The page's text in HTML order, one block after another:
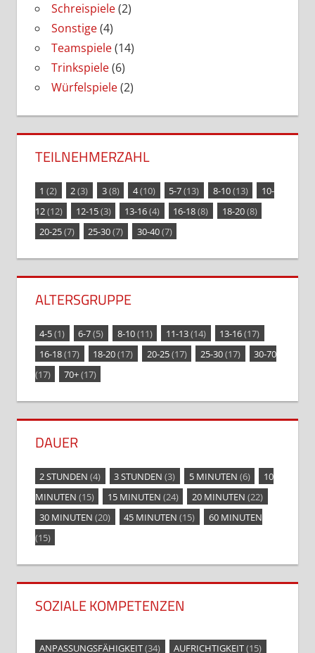
Schreispiele(2)
Sonstige(4)
Teamspiele(14)
Trinkspiele(6)
Würfelspiele(2)
TEILNEHMERZAHL
1 (2) 2(3) 3(8) 4(10) 5-7(13) 8-10(13)
10-
12(12) 12-15(3) 13-16(4) 16-18(8) 18-20(8)
20-25(7) 25-30(7) 30-40(7)
ALTERSGRUPPE
4-5(1) 6-7(5) 8-10(11) 11-13(14) 13-16(17)
16-18(17) 18-20(17) 20-25(17) 25-30(17)
30-70
(17)
70+(17)
DAUER
2 STUNDEN (4) 3 STUNDEN (3) 5 MINUTEN (6)
10
MINUTEN (15) 15 MINUTEN (24) 20 MINUTEN (22)
30 MINUTEN (20) 45 MINUTEN (15)
60 MINUTEN
(15)
SOZIALE KOMPETENZEN
ANPASSUNGSFÄHIGKEIT(34) AUFRICHTIGKEIT(15)